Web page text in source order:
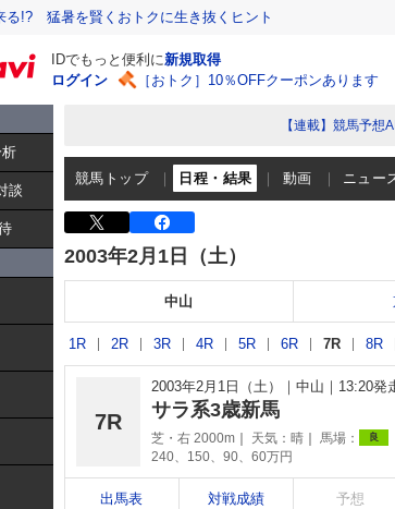
る!? 猛暑を賢くおトクに生き抜くヒント
IDでもっと便利に新規取得
ログイン
［おトク］10％OFFクーポンあります
談
【連載】競馬予想
競馬トップ 日程・結果 動画 ニュー
2003年2月1日（土）
中山
1R 2R 3R 4R 5R 6R 7R 8R
7R
2003年2月1日（土） 中山 13:20発
サラ系3歳新馬
芝・右 2000m 天気： 晴 馬場： 良
240、150、90、60万円
出馬表 対戦成績 予想